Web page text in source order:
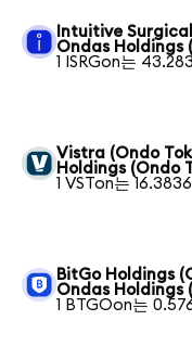
Intuitive
Ondas Holdings
1 ISRGon는
Vistra (Ondo
Holdings (Ondo
1 VSTon는
BitGo Holdings
Ondas Holdings
1 BTGOon는